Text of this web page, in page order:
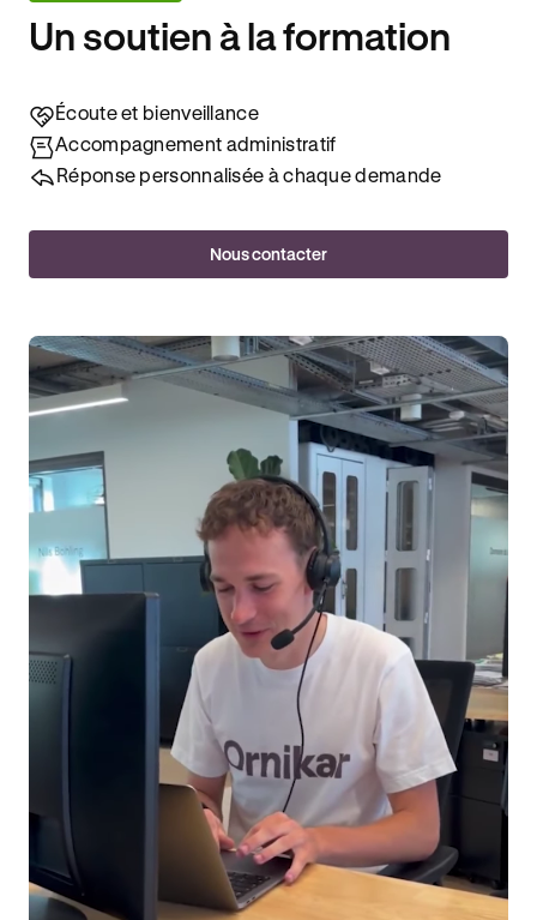
Un soutien à la formation
Écoute et bienveillance
Accompagnement administratif
Réponse personnalisée à chaque demande
Nous contacter